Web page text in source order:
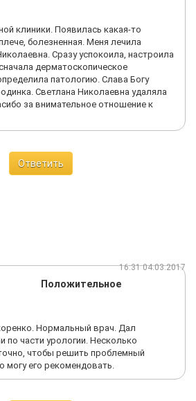
клиники. Появилась какая-то
болезненная. Меня лечила
Сразу успокоила, настроила
дерматоскопическое
патологию. Слава Богу
Светлана Николаевна удаляла
за внимательное отношение к
Ответить
16:31 04.03.2017
Положительное
Нормальный врач. Дал
по части урологии. Несколько
чтобы решить проблемный
могу его рекомендовать.